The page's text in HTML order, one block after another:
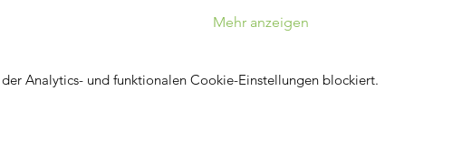
Mehr anzeigen
Analytics- und funktionalen Cookie-Einstellungen blockiert.